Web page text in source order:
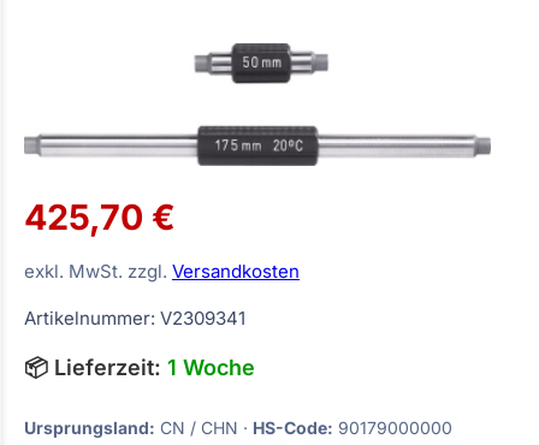
425,70 €
exkl. MwSt. zzgl. Versandkosten
Artikelnummer: V2309341
📦 Lieferzeit: 1 Woche
Ursprungsland: CN / CHN · HS-Code: 90179000000